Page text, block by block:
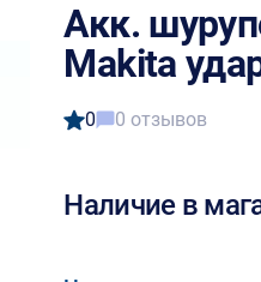
Акк.
Makita
0 0 отзывов
Наличие в